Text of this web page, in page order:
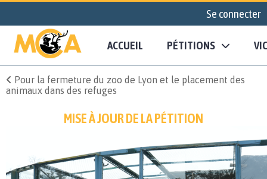
Se connecter
ACCUEIL PÉTITIONS
Pour la fermeture du zoo de Lyon et le placement des
animaux dans des refuges
MISE À JOUR DE LA PÉTITION